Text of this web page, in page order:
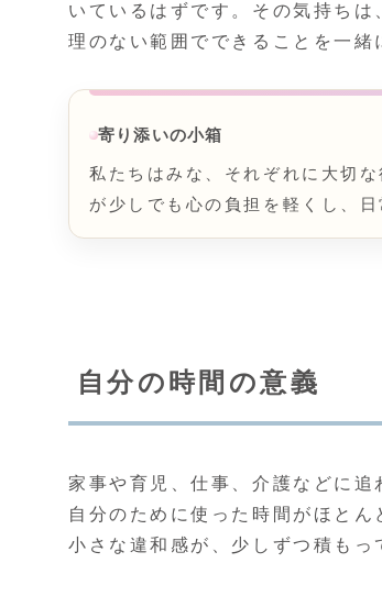
いているはずです。その気持ち
理のない範囲でできることを一緒
寄り添いの小箱
私たちはみな、それぞれに大切
が少しでも心の負担を軽くし、
自分の時間の意義
家事や育児、仕事、介護などに
自分のために使った時間がほと
小さな違和感が、少しずつ積もっ